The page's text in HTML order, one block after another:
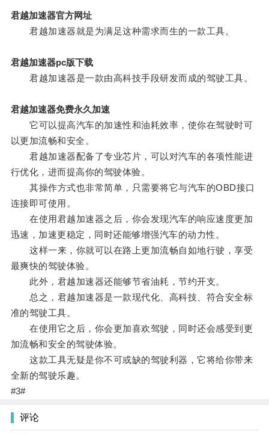
君越加速器官方网址
君越加速器就是为满足这种需求而生的一款工具。
君越加速器pc版下载
君越加速器是一款由高科技手段研发而成的驾驶工具。
君越加速器免费永久加速
它可以提高汽车的加速性和油耗效率，使你在驾驶时可
以更加流畅和安全。
君越加速器配备了专业芯片，可以对汽车的各项性能进
行优化，进而提高你的驾驶体验。
其操作方式也非常简单，只需要将它与汽车的OBD接口
连接即可使用。
在使用君越加速器之后，你会发现汽车的响应速度更加
迅速，加速更稳定，同时还能够增强汽车的动力性。
这样一来，你就可以在路上更加流畅自如地行驶，享受
最爽快的驾驶体验。
此外，君越加速器还能够节省油耗，节约开支。
总之，君越加速器是一款现代化、高科技、符合安全标
准的驾驶工具。
在使用它之后，你会更加喜欢驾驶，同时还会感受到更
加流畅和安全的驾驶体验。
这款工具无疑是你不可或缺的驾驶利器，它将给你带来
全新的驾驶乐趣。
#3#
评论